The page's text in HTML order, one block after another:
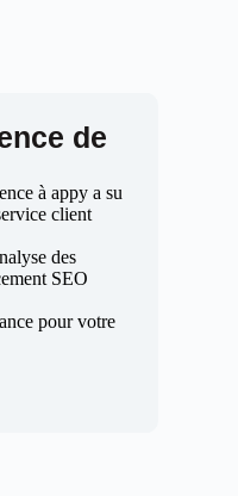
de
à appy a su
client
des
SEO
pour votre